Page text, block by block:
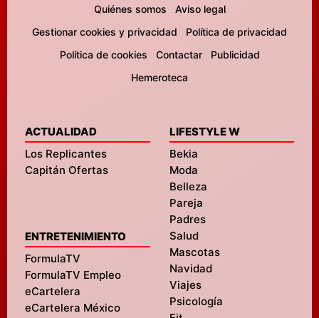
Quiénes somos
Aviso legal
Gestionar cookies y privacidad
Política de privacidad
Política de cookies
Contactar
Publicidad
Hemeroteca
ACTUALIDAD
Los Replicantes
Capitán Ofertas
ENTRETENIMIENTO
FormulaTV
FormulaTV Empleo
eCartelera
eCartelera México
LIFESTYLE W
Bekia
Moda
Belleza
Pareja
Padres
Salud
Mascotas
Navidad
Viajes
Psicología